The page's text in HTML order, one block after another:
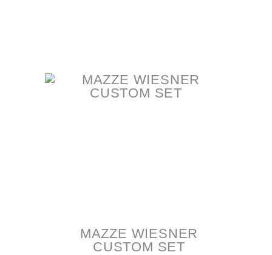
MAZZE WIESNER
CUSTOM SET